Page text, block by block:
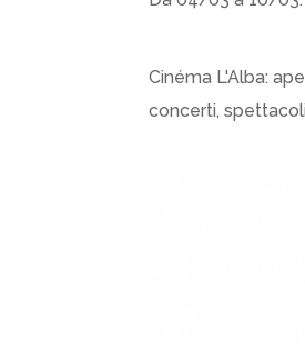
Cinéma L'Alba:
concerti,